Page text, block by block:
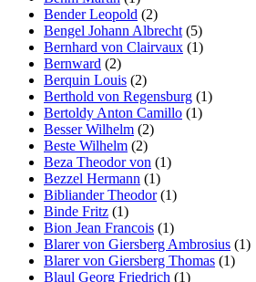
Bender Leopold (2)
Bengel Johann Albrecht (5)
Bernhard von Clairvaux (1)
Bernward (2)
Berquin Louis (2)
Berthold von Regensburg (1)
Bertoldy Anton Camillo (1)
Besser Wilhelm (2)
Beste Wilhelm (2)
Beza Theodor von (1)
Bezzel Hermann (1)
Bibliander Theodor(1)
Binde Fritz (1)
Bion Jean Francois (1)
Blarer von Giersberg Ambrosius (1)
Blarer von Giersberg Thomas (1)
Blaul Georg Friedrich (1)